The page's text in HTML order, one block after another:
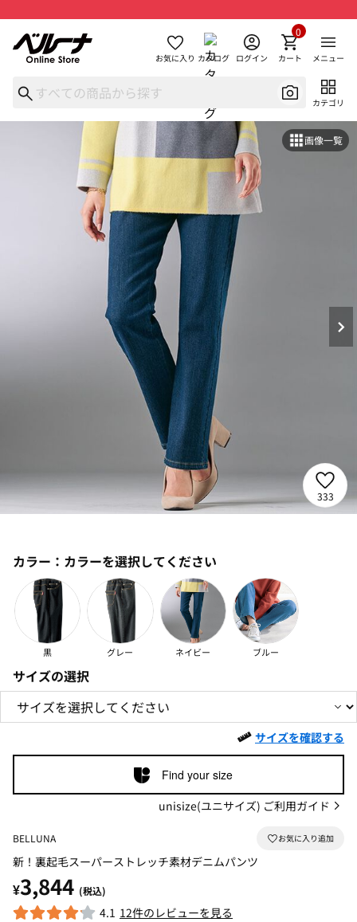
お気に入り カタログ ログイン カート
0
メニュー
カテゴリ
画像一覧
333
カラー： カラーを選択してください
黒 グレー ネイビー ブルー
サイズの選択
サイズを確認する
Find your size
unisize(ユニサイズ) ご利用ガイド
BELLUNA
新！裏起毛スーパーストレッチ素材デニムパンツ
¥3,844 (税込)
4.1 12件のレビューを見る